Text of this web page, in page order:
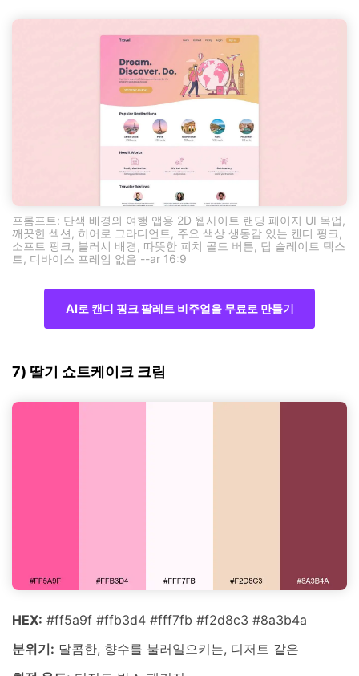
프롬프트: 단색 배경의 여행 앱용 2D 웹사이트 랜딩 페이지 UI 목업,
깨끗한 섹션, 히어로 그라디언트, 주요 색상 생동감 있는 캔디 핑크,
소프트 핑크, 블러시 배경, 따뜻한 피치 골드 버튼, 딥 슬레이트 텍스
트, 디바이스 프레임 없음 --ar 16:9
AI로 캔디 핑크 팔레트 비주얼을 무료로 만들기
7) 딸기 쇼트케이크 크림
HEX: #ff5a9f #ffb3d4 #fff7fb #f2d8c3 #8a3b4a
분위기: 달콤한, 향수를 불러일으키는, 디저트 같은